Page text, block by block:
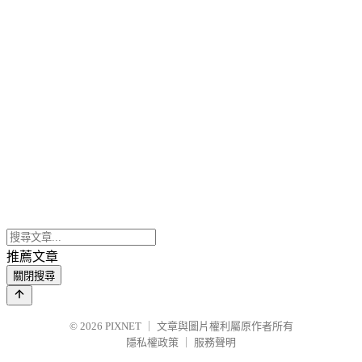
推薦文章
關閉搜尋
© 2026 PIXNET
文章與圖片權利屬原作者所有
隱私權政策
服務聲明